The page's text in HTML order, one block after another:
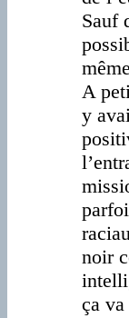
Sauf
A
y
noir
ça